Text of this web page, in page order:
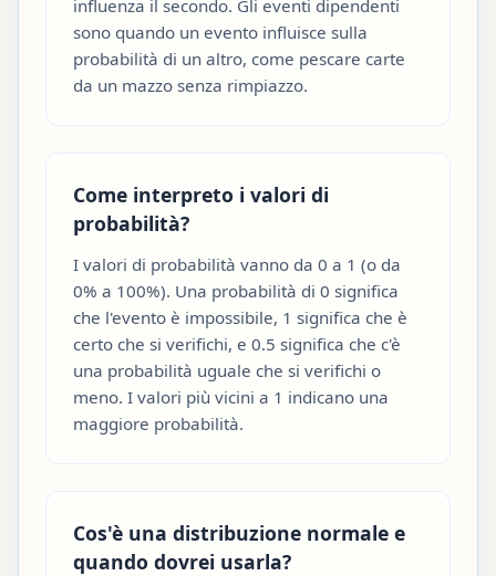
influenza il secondo. Gli eventi dipendenti
sono quando un evento influisce sulla
probabilità di un altro, come pescare carte
da un mazzo senza rimpiazzo.
Come interpreto i valori di
probabilità?
I valori di probabilità vanno da 0 a 1 (o da
0% a 100%). Una probabilità di 0 significa
che l'evento è impossibile, 1 significa che è
certo che si verifichi, e 0.5 significa che c'è
una probabilità uguale che si verifichi o
meno. I valori più vicini a 1 indicano una
maggiore probabilità.
Cos'è una distribuzione normale e
quando dovrei usarla?